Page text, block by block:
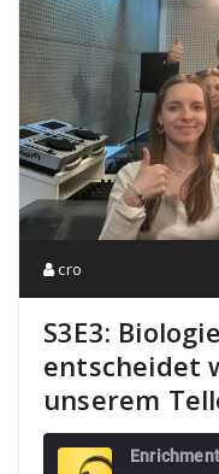
cro
S3E3:
entscheidet
unserem